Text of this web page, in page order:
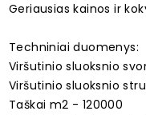
Geriausias kainos ir
Techniniai duomenys:
Viršutinio sluoksnio
Viršutinio sluoksnio
Taškai m2 - 120000